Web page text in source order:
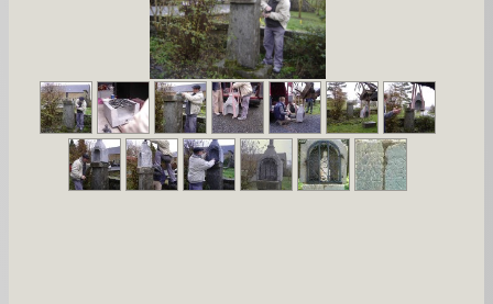
Salle des Fêtes -
Blog Salle des Fêtes -
Comité des Fêtes -
Histoires -